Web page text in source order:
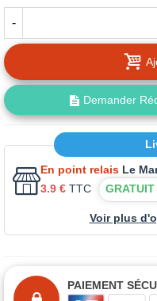
-
Demander
En point relais Le
3.9 € TTC GRATUIT
Voir plus
PAIEMENT